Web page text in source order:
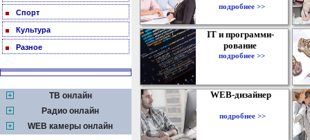
Спорт
Культура
Разное
ТВ онлайн
Радио онлайн
WEB камеры онлайн
подробнее >>
IT и программи-
рование
подробнее >>
WEB-дизайнер
подробнее >>